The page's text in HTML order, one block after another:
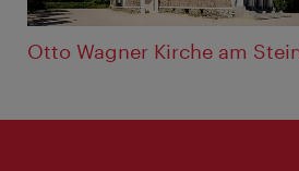
Otto Wagner Kirche am